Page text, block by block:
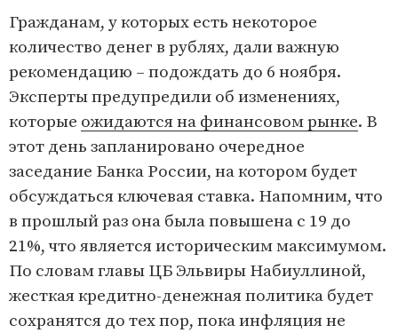
Гражданам, у которых есть некоторое
количество денег в рублях, дали важную
рекомендацию – подождать до 6 ноября.
Эксперты предупредили об изменениях,
которые ожидаются на финансовом рынке. В
этот день запланировано очередное
заседание Банка России, на котором будет
обсуждаться ключевая ставка. Напомним, что
в прошлый раз она была повышена с 19 до
21%, что является историческим максимумом.
По словам главы ЦБ Эльвиры Набиуллиной,
жесткая кредитно-денежная политика будет
сохранятся до тех пор, пока инфляция не